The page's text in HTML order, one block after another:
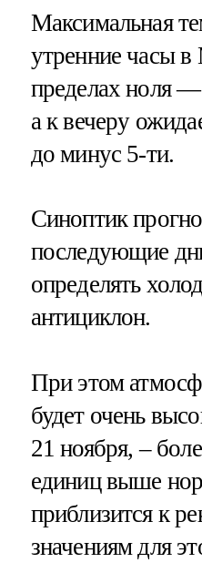
Максимальная
утренние часы в
пределах ноля
а к вечеру
до минус 5-ти.
Синоптик
последующие
определять
антициклон.
При этом
будет очень
21 ноября, –
единиц выше
приблизится к
значениям для